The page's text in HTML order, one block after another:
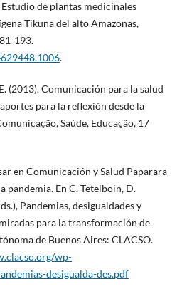
de plantas medicinales
Tikuna del alto Amazonas,
193.
.
(2013). Comunicación para la salud
para la reflexión desde la
Saúde, Educação, 17
en Comunicación y Salud Paparara
pandemia. En C. Tetelboin, D.
Pandemias, desigualdades y
para la transformación de
de Buenos Aires: CLACSO.
wp-
desigualda-des.pdf